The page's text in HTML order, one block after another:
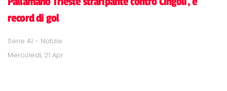
record di gol
Serie A1 - Notizie
Mercoledì, 21 Apr